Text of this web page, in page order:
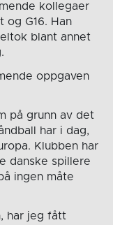
kollegaer
G16. Han
blant annet
oppgaven
på grunn av det
har i dag,
Klubben har
danske spillere
ingen måte
har jeg fått